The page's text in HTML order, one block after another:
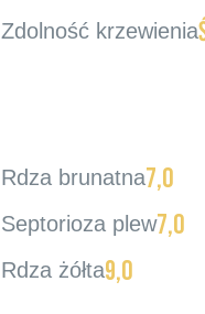
Zdolność krzewienia
Rdza brunatna7,0
Septorioza plew7,0
Rdza żółta9,0